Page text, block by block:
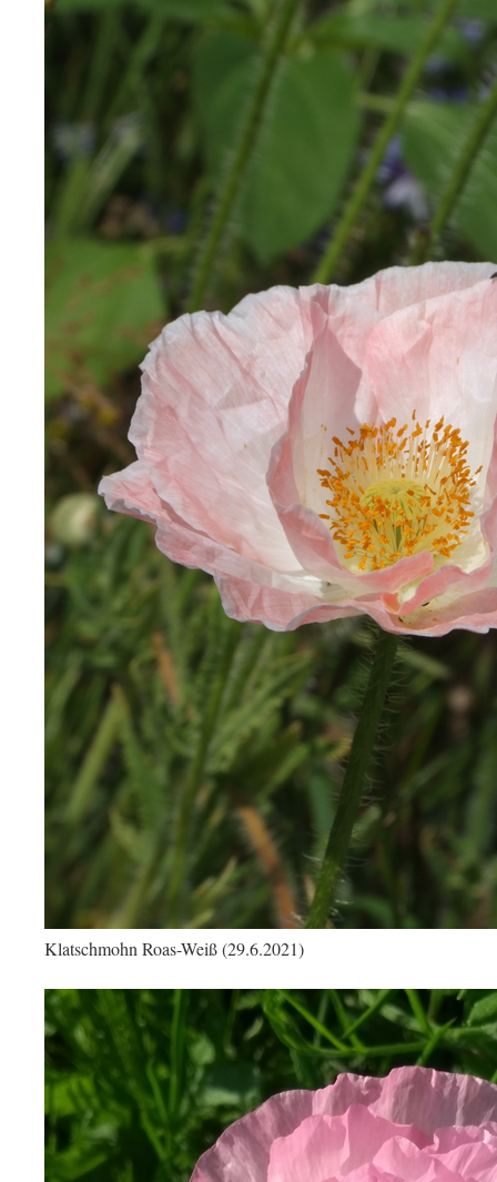
Klatschmohn Roas-Weiß (29.6.2021)